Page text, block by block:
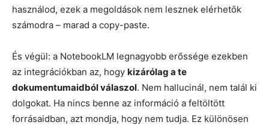
használod, ezek a megoldások nem lesznek elérhetők
számodra – marad a copy-paste.
És végül: a NotebookLM legnagyobb erőssége ezekben
az integrációkban az, hogy kizárólag a te
dokumentumaidból válaszol. Nem hallucinál, nem talál ki
dolgokat. Ha nincs benne az információ a feltöltött
forrásaidban, azt mondja, hogy nem tudja. Ez különösen